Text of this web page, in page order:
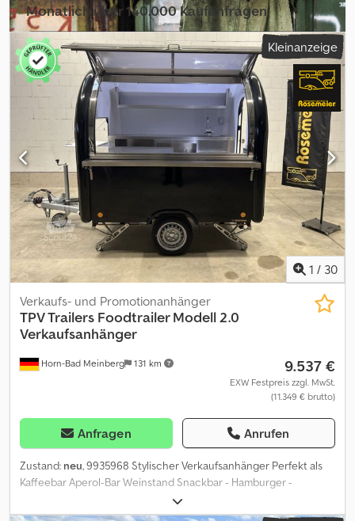
Monatlich über 140.000 Kaufanfragen
Händlerpaket auswählen Kleinanzeige
1 / 30
Horn-Bad Meinberg 131 km
Verkaufs- und Promotionanhänger
TPV Trailers Foodtrailer Modell 2.0
Verkaufsanhänger
9.537 €
EXW Festpreis zzgl. MwSt.
(11.349 € brutto)
Anfragen Anrufen
Zustand: neu, 9935968 Stylischer Verkaufsanhänger Perfekt als
Kaffeebar Aperol-Bar Weinstand Snackbar - Hamburger -
Fingerfood-Express etc. Hersteller: TPV Typ: Foodtrailer - schwarz
Innenmaße: 2120 X 1870 X 1950 mm Zul. Gesamtgewicht: 1350 kg